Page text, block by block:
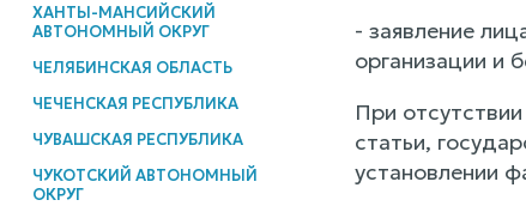
ХАНТЫ-МАНСИЙСКИЙ
АВТОНОМНЫЙ ОКРУГ
ЧЕЛЯБИНСКАЯ ОБЛАСТЬ
ЧЕЧЕНСКАЯ РЕСПУБЛИКА
ЧУВАШСКАЯ РЕСПУБЛИКА
ЧУКОТСКИЙ АВТОНОМНЫЙ
ОКРУГ
- заявление
организации и
При
статьи,
установлении